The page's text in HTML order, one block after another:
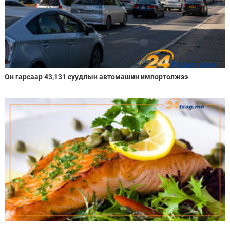
Он гарсаар 43,131 суудлын автомашин импортолжээ